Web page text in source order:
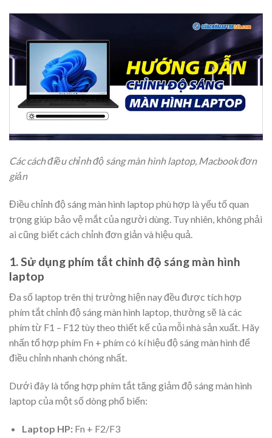
Các cách điều chỉnh độ sáng màn hình laptop, Macbook đơn
giản
Điều chỉnh độ sáng màn hình laptop phù hợp là yếu tố quan
trọng giúp bảo vệ mắt của người dùng. Tuy nhiên, không phải
ai cũng biết cách chỉnh đơn giản và hiệu quả.
1. Sử dụng phím tắt chỉnh độ sáng màn hình
laptop
Đa số laptop trên thị trường hiện nay đều được tích hợp
phím tắt chỉnh độ sáng màn hình laptop, thường sẽ là các
phím từ F1 – F12 tùy theo thiết kế của mỗi nhà sản xuất. Hãy
nhấn tổ hợp phím Fn + phím có kí hiệu độ sáng màn hình để
điều chỉnh nhanh chóng nhất.
Dưới đây là tổng hợp phím tắt tăng giảm độ sáng màn hình
laptop của một số dòng phổ biến:
Laptop HP: Fn + F2/F3